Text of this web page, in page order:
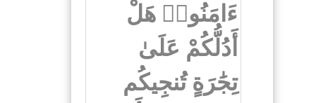
ءَامَنُوا۟ هَلْ
أَدُلُّكُمْ عَلَىٰ
تِجَٰرَةٍ تُنجِيكُم